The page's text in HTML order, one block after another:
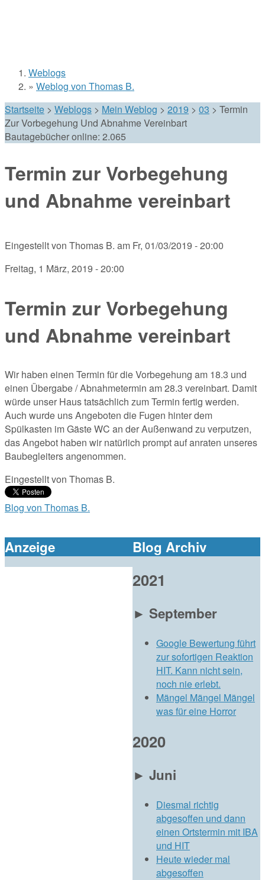
Sie sind hier
Weblogs
» Weblog von Thomas B.
Startseite > Weblogs > Mein Weblog > 2019 > 03 > Termin
Zur Vorbegehung Und Abnahme Vereinbart
Bautagebücher online: 2.065
Termin zur Vorbegehung
und Abnahme vereinbart
Eingestellt von Thomas B. am Fr, 01/03/2019 - 20:00
Freitag, 1 März, 2019 - 20:00
Termin zur Vorbegehung
und Abnahme vereinbart
Wir haben einen Termin für die Vorbegehung am 18.3 und
einen Übergabe / Abnahmetermin am 28.3 vereinbart. Damit
würde unser Haus tatsächlich zum Termin fertig werden.
Auch wurde uns Angeboten die Fugen hinter dem
Spülkasten im Gäste WC an der Außenwand zu verputzen,
das Angebot haben wir natürlich prompt auf anraten unseres
Baubegleiters angenommen.
Eingestellt von Thomas B.
Blog von Thomas B.
Anzeige Blog Archiv
2021
► September
Google Bewertung führt
zur sofortigen Reaktion
HIT. Kann nicht sein,
noch nie erlebt.
Mängel Mängel Mängel
was für eine Horror
2020
► Juni
Diesmal richtig
abgesoffen und dann
einen Ortstermin mit IBA
und HIT
Heute wieder mal
abgesoffen